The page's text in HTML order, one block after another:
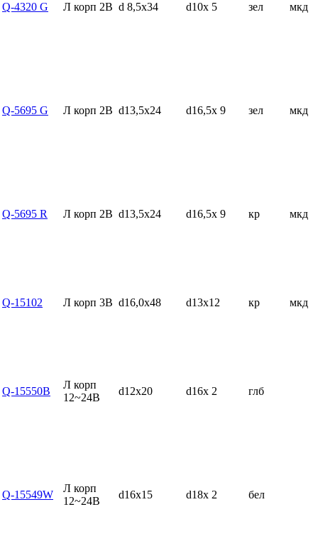
Q-4320 G Л корп 2В d 8,5x34 d10x 5 зел мкд
Q-5695 G Л корп 2В d13,5x24 d16,5x 9 зел мкд
Q-5695 R Л корп 2В d13,5x24 d16,5x 9 кр мкд
Q-15102 Л корп 3В d16,0x48 d13x12 кр мкд
Q-15550B
Л корп
12~24В
d12x20 d16x 2 глб
Q-15549W
Л корп
12~24В
d16x15 d18x 2 бел